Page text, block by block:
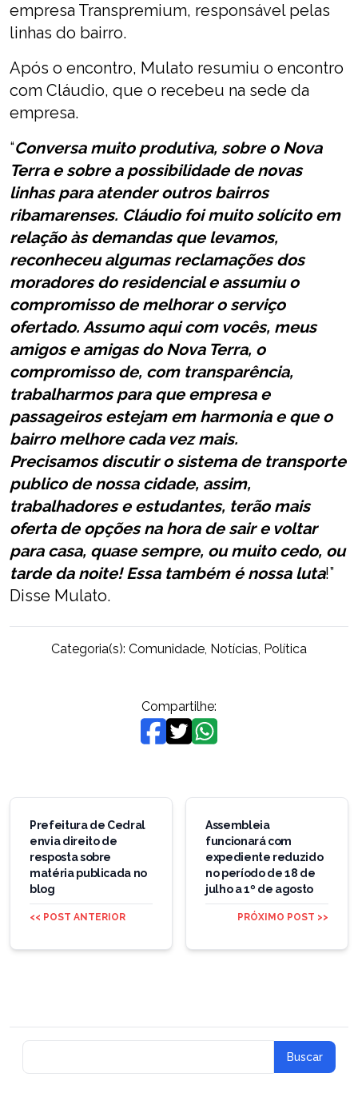
empresa Transpremium, responsável pelas
linhas do bairro.
Após o encontro, Mulato resumiu o encontro
com Cláudio, que o recebeu na sede da
empresa.
“Conversa muito produtiva, sobre o Nova
Terra e sobre a possibilidade de novas
linhas para atender outros bairros
ribamarenses. Cláudio foi muito solícito em
relação às demandas que levamos,
reconheceu algumas reclamações dos
moradores do residencial e assumiu o
compromisso de melhorar o serviço
ofertado. Assumo aqui com vocês, meus
amigos e amigas do Nova Terra, o
compromisso de, com transparência,
trabalharmos para que empresa e
passageiros estejam em harmonia e que o
bairro melhore cada vez mais.
Precisamos discutir o sistema de transporte
publico de nossa cidade, assim,
trabalhadores e estudantes, terão mais
oferta de opções na hora de sair e voltar
para casa, quase sempre, ou muito cedo, ou
tarde da noite! Essa também é nossa luta!”
Disse Mulato.
Categoria(s): Comunidade, Notícias, Política
Compartilhe:
Navegação
Post
Prefeitura de Cedral
envia direito de
resposta sobre
matéria publicada no
blog
<< POST ANTERIOR
Assembleia
funcionará com
expediente reduzido
no período de 18 de
julho a 1º de agosto
PRÓXIMO POST >>